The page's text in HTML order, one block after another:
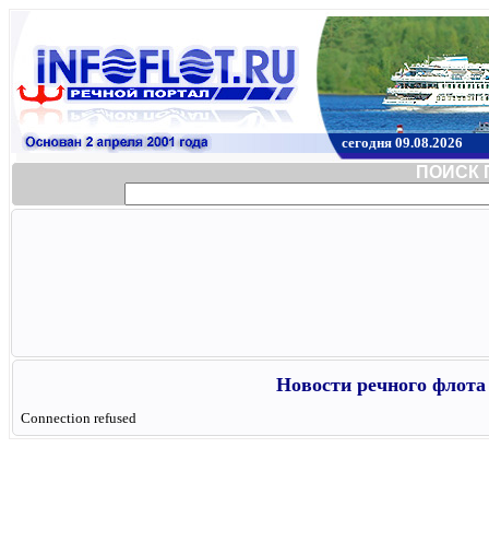
сегодня 09.08.2026
ПОИСК
Новости речного
Connection refused